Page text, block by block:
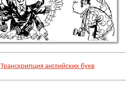
Транскрипция английских букв